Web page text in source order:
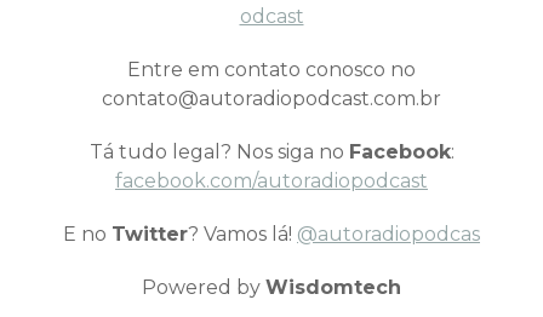
odcast
Entre em contato conosco no
contato@autoradiopodcast.com.br
Tá tudo legal? Nos siga no Facebook:
facebook.com/autoradiopodcast
E no Twitter? Vamos lá! @autoradiopodcas
Powered by Wisdomtech